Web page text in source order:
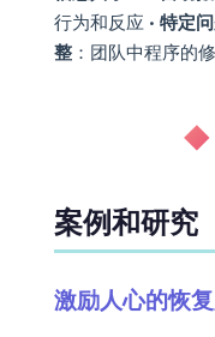
行为和反应 • 特定
整：团队中程序的
案例和研究
激励人心的恢